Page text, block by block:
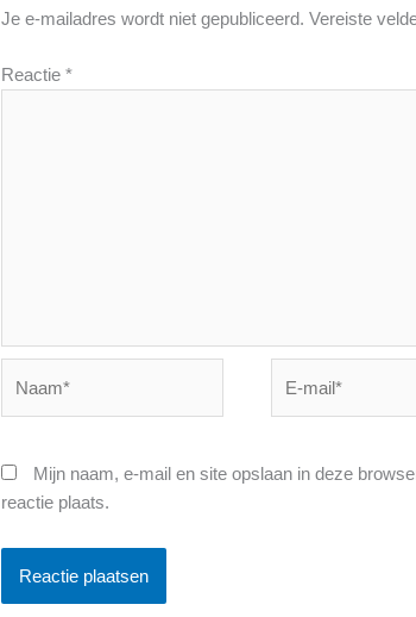
Je e-mailadres wordt niet gepubliceerd. Vereiste
Reactie*
mail*
Mijn naam, e-mail en site opslaan in deze
reactie plaats.